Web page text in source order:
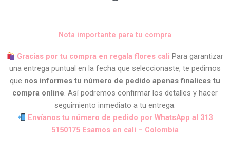
Nota importante para tu compra
Gracias por tu compra en regala flores caliPara garantizar
una entrega puntual en la fecha que seleccionaste, te pedimos
que nos informes tu número de pedido apenas finalices tu
compra online. Así podremos confirmar los detalles y hacer
seguimiento inmediato a tu entrega.
Envíanos tu número de pedido por WhatsApp al 313
5150175 Esamos en cali – Colombia